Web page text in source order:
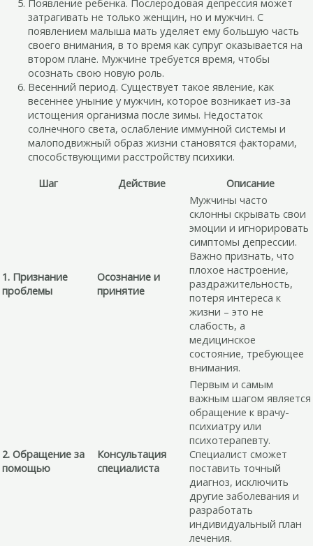
Появление ребенка. Послеродовая депрессия может
затрагивать не только женщин, но и мужчин. С
появлением малыша мать уделяет ему большую часть
своего внимания, в то время как супруг оказывается на
втором плане. Мужчине требуется время, чтобы
осознать свою новую роль.
Весенний период. Существует такое явление, как
весеннее уныние у мужчин, которое возникает из-за
истощения организма после зимы. Недостаток
солнечного света, ослабление иммунной системы и
малоподвижный образ жизни становятся факторами,
способствующими расстройству психики.
Шаг
Действие Описание
1. Признание
проблемы
Осознание и
принятие
Мужчины часто
склонны скрывать свои
эмоции и игнорировать
симптомы депрессии.
Важно признать, что
плохое настроение,
раздражительность,
потеря интереса к
жизни – это не
слабость, а
медицинское
состояние, требующее
внимания.
2. Обращение за
помощью
Консультация
специалиста
Первым и самым
важным шагом является
обращение к врачу-
психиатру или
психотерапевту.
Специалист сможет
поставить точный
диагноз, исключить
другие заболевания и
разработать
индивидуальный план
лечения.